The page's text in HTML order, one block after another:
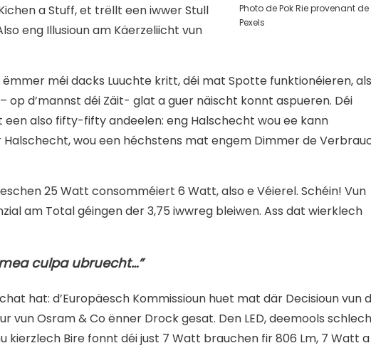
Photo de Pok Rie provenant de
Pexels
a Stuff, et trëllt een iwwer Stull
eng Illusioun am Käerzeliicht vun
méi dacks Luuchte kritt, déi mat Spotte funktionéieren,
op d’mannst déi Zäit- glat a guer näischt konnt aspueren. Déi
een also fifty-fifty andeelen: eng Halschecht wou ee kann
Halschecht, wou een héchstens mat engem Dimmer de
25 Watt consomméiert 6 Watt, also e Véierel. Schéin! Vun
am Total géingen der 3,75 iwwreg bleiwen. Ass dat wierklech
culpa ubruecht…”
hat: d’Europäesch Kommissioun huet mat där Decisioun vun
vun Osram & Co ënner Drock gesat. Den LED, deemools
kierzlech Bire fonnt déi just 7 Watt brauchen fir 806 Lm, 7 Watt a